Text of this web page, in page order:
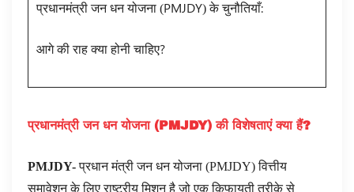
प्रधानमंत्री जन धन योजना (PMJDY) के चुनौतियाँ:
आगे की राह क्या होनी चाहिए?
प्रधानमंत्री जन धन योजना (PMJDY) की विशेषताएं क्या हैं?
PMJDY-प्रधान मंत्री जन धन योजना (PMJDY) वित्तीय
समावेशन के लिए राष्ट्रीय मिशन है जो एक किफायती तरीके से